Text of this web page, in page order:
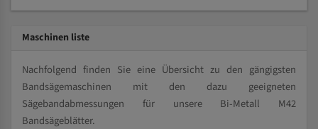
Maschinen liste
Nachfolgend finden Sie eine Übersicht zu den gängigsten
Bandsägemaschinen mit den dazu geeigneten
Sägebandabmessungen für unsere Bi-Metall M42
Bandsägeblätter.